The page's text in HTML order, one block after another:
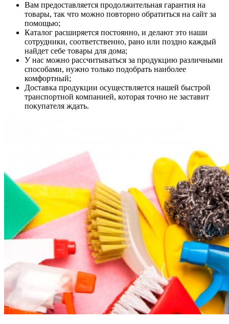
Вам предоставляется продолжительная гарантия на
товары, так что можно повторно обратиться на сайт за
помощью;
Каталог расширяется постоянно, и делают это наши
сотрудники, соответственно, рано или поздно каждый
найдет себе товары для дома;
У нас можно рассчитываться за продукцию различными
способами, нужно только подобрать наиболее
комфортный;
Доставка продукции осуществляется нашей быстрой
транспортной компанией, которая точно не заставит
покупателя ждать.